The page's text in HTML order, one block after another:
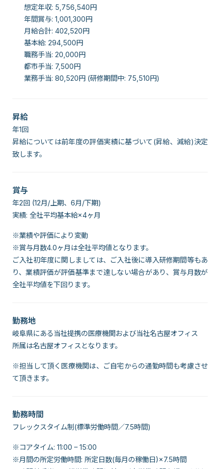
想定年収: 5,756,540円
年間賞与: 1,001,300円
月給合計: 402,520円
基本給: 294,500円
職務手当: 20,000円
都市手当: 7,500円
業務手当: 80,520円 (研修期間中: 75,510円)
昇給
年1回
昇給については前年度の評価実績に基づいて(昇給、減給)決定
致します。
賞与
年2回 (12月/上期、6月/下期)
実績: 全社平均基本給×4ヶ月
※業績や評価により変動
※賞与月数4.0ヶ月は全社平均値となります。
ご入社初年度に関しましては、ご入社後に導入研修期間等もあ
り、業績評価が評価基準まで達しない場合があり、賞与月数が
全社平均値を下回ります。
勤務地
岐阜県にある当社提携の医療機関および当社名古屋オフィス
所属は名古屋オフィスとなります。
※担当して頂く医療機関は、ご自宅からの通勤時間も考慮させ
て頂きます。
勤務時間
フレックスタイム制(標準労働時間／7.5時間)
※コアタイム: 11:00 – 15:00
※月間の所定労働時間: 所定日数(毎月の稼働日)×7.5時間